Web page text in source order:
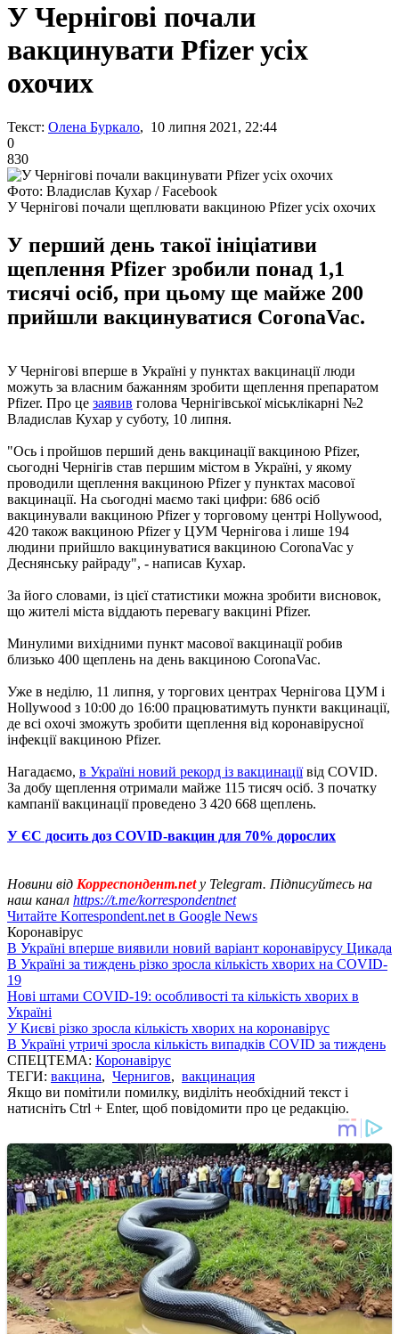
У Чернігові почали
вакцинувати Pfizer усіх
охочих
Текст: Олена Буркало, 10 липня 2021, 22:44
0
830
Фото: Владислав Кухар / Facebook
У Чернігові почали щеплювати вакциною Pfizer усіх охочих
У перший день такої ініціативи
щеплення Pfizer зробили понад 1,1
тисячі осіб, при цьому ще майже 200
прийшли вакцинуватися CoronaVac.
У Чернігові вперше в Україні у пунктах вакцинації люди
можуть за власним бажанням зробити щеплення препаратом
Pfizer. Про це заявив голова Чернігівської міськлікарні №2
Владислав Кухар у суботу, 10 липня.
"Ось і пройшов перший день вакцинації вакциною Pfizer,
сьогодні Чернігів став першим містом в Україні, у якому
проводили щеплення вакциною Pfizer у пунктах масової
вакцинації. На сьогодні маємо такі цифри: 686 осіб
вакцинували вакциною Pfizer у торговому центрі Hollywood,
420 також вакциною Pfizer у ЦУМ Чернігова і лише 194
людини прийшло вакцинуватися вакциною CoronaVac у
Деснянську райраду", - написав Кухар.
За його словами, із цієї статистики можна зробити висновок,
що жителі міста віддають перевагу вакцині Pfizer.
Минулими вихідними пункт масової вакцинації робив
близько 400 щеплень на день вакциною CoronaVac.
Уже в неділю, 11 липня, у торгових центрах Чернігова ЦУМ і
Hollywood з 10:00 до 16:00 працюватимуть пункти вакцинації,
де всі охочі зможуть зробити щеплення від коронавірусної
інфекції вакциною Pfizer.
Нагадаємо, в Україні новий рекорд із вакцинаціївід COVID.
За добу щеплення отримали майже 115 тисяч осіб. З початку
кампанії вакцинації проведено 3 420 668 щеплень.
У ЄС досить доз СOVID-вакцин для 70% дорослих
Новини від Корреспондент.netу Telegram. Підписуйтесь на
наш канал https://t.me/korrespondentnet
Читайте Korrespondent.net в Google News
Коронавірус
В Україні вперше виявили новий варіант коронавірусу Цикада
В Україні за тиждень різко зросла кількість хворих на COVID-
19
Нові штами COVID-19: особливості та кількість хворих в
Україні
У Києві різко зросла кількість хворих на коронавірус
В Україні утричі зросла кількість випадків COVID за тиждень
СПЕЦТЕМА: Коронавірус
ТЕГИ: вакцина, Чернигов, вакцинация
Якщо ви помітили помилку, виділіть необхідний текст і
натисніть Ctrl + Enter, щоб повідомити про це редакцію.